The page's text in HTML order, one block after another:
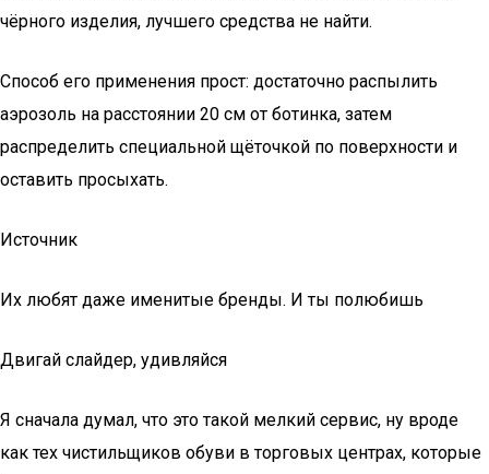
чёрного изделия, лучшего средства не найти.
Способ его применения прост: достаточно распылить
аэрозоль на расстоянии 20 см от ботинка, затем
распределить специальной щёточкой по поверхности и
оставить просыхать.
Источник
Их любят даже именитые бренды. И ты полюбишь
Двигай слайдер, удивляйся
Я сначала думал, что это такой мелкий сервис, ну вроде
как тех чистильщиков обуви в торговых центрах, которые